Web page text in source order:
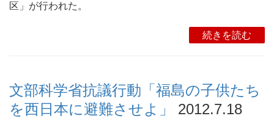
区」が行われた。
続きを読む
文部科学省抗議行動「福島の子供たち
を西日本に避難させよ」
2012.7.18